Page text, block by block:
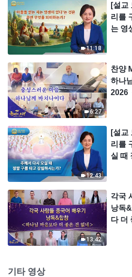
11:18
[설교
리를
는 영
6:27
찬양
하나
2026
12:43
[설교
리를
실 때
13:42
각국
낭독
다 더
기타 영상